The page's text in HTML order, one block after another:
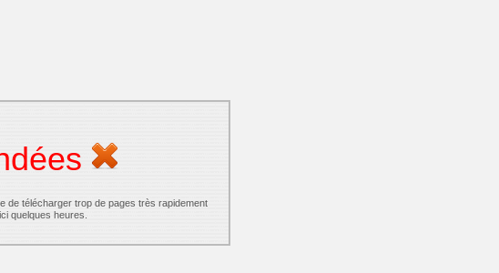
de télécharger trop de pages très rapidement
quelques heures.